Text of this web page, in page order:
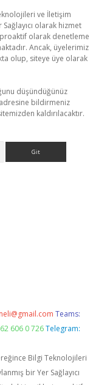
ve İletişim
olarak hizmet
olarak denetleme
Ancak, üyelerimiz
olup, siteye üye olarak
düşündüğünüz
adresine bildirmeniz
kaldırılacaktır.
Teams:
606 0 726 Telegram:
Bilgi Teknolojileri
bir Yer Sağlayıcı